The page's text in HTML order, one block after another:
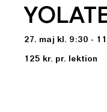
27. maj kl. 9:30 -
125 kr. pr. lektion